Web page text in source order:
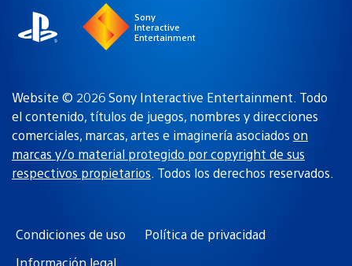
Sony
Interactive
Entertainment
Website © 2026 Sony Interactive Entertainment. Todo
el contenido, títulos de juegos, nombres y direcciones
comerciales, marcas, artes e imaginería asociados on
marcas y/o material protegido por copyright de sus
respectivos propietarios. Todos los derechos reservados.
Condiciones de uso
Política de privacidad
Información legal